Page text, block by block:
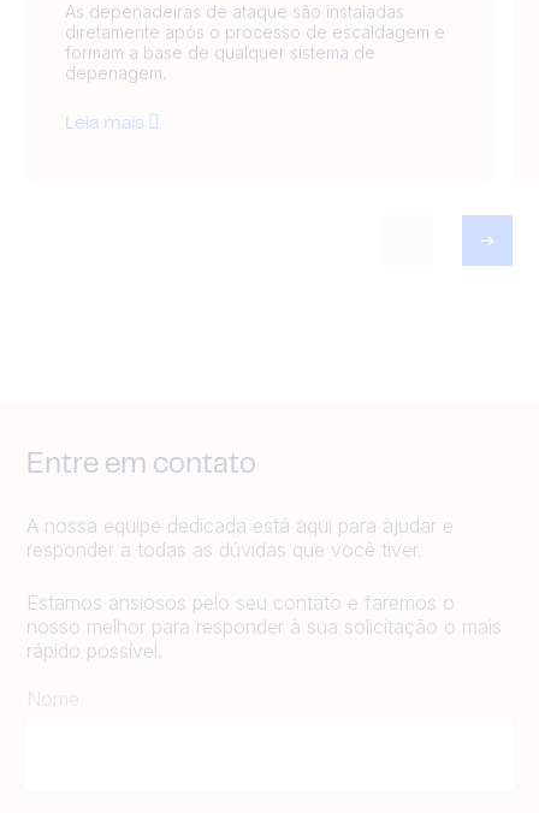
As depenadeiras de ataque são instaladas
diretamente após o processo de escaldagem e
formam a base de qualquer sistema de
depenagem.
Leia mais
Entre em contato
A nossa equipe dedicada está aqui para ajudar e
responder a todas as dúvidas que você tiver.
Estamos ansiosos pelo seu contato e faremos o
nosso melhor para responder à sua solicitação o mais
rápido possível.
Nome